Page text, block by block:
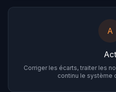
A
Act
Corriger les écarts, traiter les
continu le système